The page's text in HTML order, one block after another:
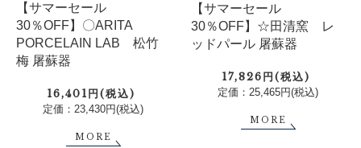
【サマーセール
30％OFF】〇ARITA
PORCELAIN LAB 松竹
梅 屠蘇器
16,401円(税込)
定価：23,430円(税込)
MORE
【サマーセール
30％OFF】☆田清窯 レ
ッドパール 屠蘇器
17,826円(税込)
定価：25,465円(税込)
MORE